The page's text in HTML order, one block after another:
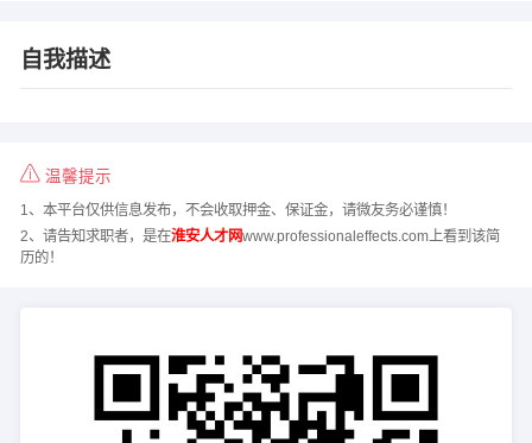
自我描述
温馨提示
1、本平台仅供信息发布，不会收取押金、保证金，请微友务必谨慎！
2、请告知求职者，是在淮安人才网www.professionaleffects.com上看到该简
历的！